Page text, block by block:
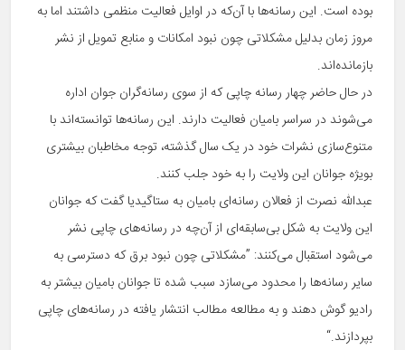
بوده است. این رسانه‌ها با آن‌که در اوایل فعالیت منظمی داشتند اما به
مروز زمان بدلیل مشکلاتی چون نبود امکانات و منابع تمویل از نشر
بازمانده‌اند.
در حال حاضر چهار رسانه چاپی که از سوی رسانه‌گران جوان اداره
می‌شوند در سراسر بامیان فعالیت دارند. این رسانه‌ها توانسته‌اند با
متنوع‌سازی نشرات خود در یک سال گذشته، توجه مخاطبان بیشتری
بویژه جوانان این ولایت را به خود جلب کنند.
عبدالله نصرت از فعالان رسانه‌ای بامیان به ستاگیدیا گفت که جوانان
این ولایت به شکل بی‌سابقه‌ای از آن‌چه در رسانه‌های چاپی نشر
می‌شود استقبال می‌کنند: ”مشکلاتی چون نبود برق که دسترسی به
سایر رسانه‌ها را محدود می‌سازد سبب شده تا جوانان بامیان بیشتر به
رادیو گوش دهند و به مطالعه مطالب انتشار یافته در رسانه‌های چاپی
بپردازند.“